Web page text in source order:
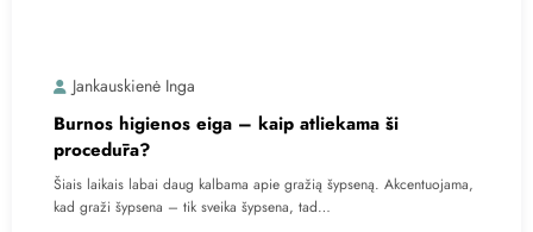
Jankauskienė Inga
Burnos higienos eiga – kaip atliekama ši
procedūra?
Šiais laikais labai daug kalbama apie gražią šypseną. Akcentuojama,
kad graži šypsena – tik sveika šypsena, tad…